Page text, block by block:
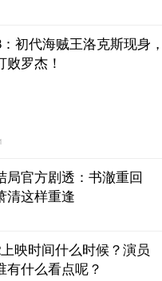
初代海贼王洛克斯现身
罗杰！
局官方剧透：书澈重回
清这样重逢
映时间什么时候？演员
有什么看点呢？